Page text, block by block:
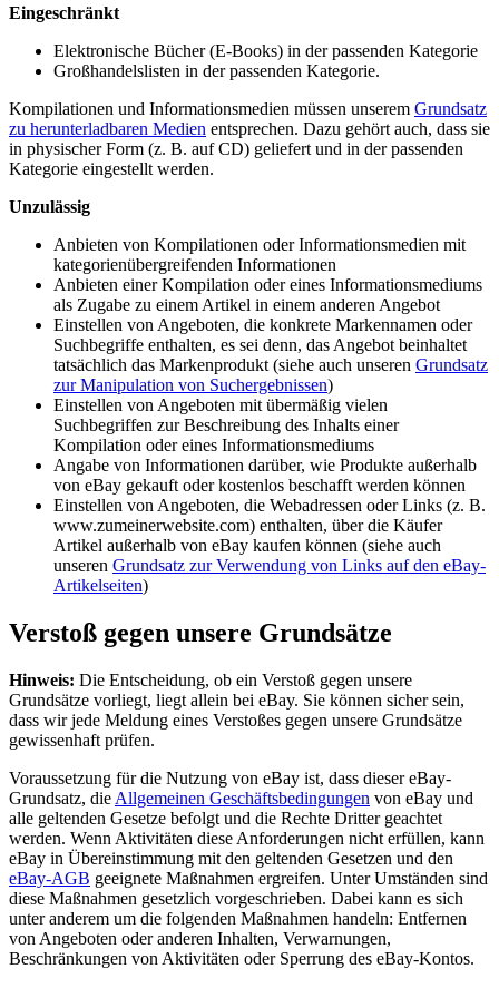
Eingeschränkt
Elektronische Bücher (E-Books) in der passenden Kategorie
Großhandelslisten in der passenden Kategorie.
Kompilationen und Informationsmedien müssen unserem Grundsatz
zu herunterladbaren Medien entsprechen. Dazu gehört auch, dass sie
in physischer Form (z. B. auf CD) geliefert und in der passenden
Kategorie eingestellt werden.​
Unzulässig
Anbieten von Kompilationen oder Informationsmedien mit
kategorienübergreifenden Informationen
Anbieten einer Kompilation oder eines Informationsmediums
als Zugabe zu einem Artikel in einem anderen Angebot
Einstellen von Angeboten, die konkrete Markennamen oder
Suchbegriffe enthalten, es sei denn, das Angebot beinhaltet
tatsächlich das Markenprodukt (siehe auch unseren Grundsatz
zur Manipulation von Suchergebnissen)
Einstellen von Angeboten mit übermäßig vielen
Suchbegriffen zur Beschreibung des Inhalts einer
Kompilation oder eines Informationsmediums
Angabe von Informationen darüber, wie Produkte außerhalb
von eBay gekauft oder kostenlos beschafft werden können
Einstellen von Angeboten, die Webadressen oder Links (z. B.
www.zumeinerwebsite.com) enthalten, über die Käufer
Artikel außerhalb von eBay kaufen können (siehe auch
unseren Grundsatz zur Verwendung von Links auf den eBay-
Artikelseiten)
Verstoß gegen unsere Grundsätze
Hinweis: Die Entscheidung, ob ein Verstoß gegen unsere
Grundsätze vorliegt, liegt allein bei eBay. Sie können sicher sein,
dass wir jede Meldung eines Verstoßes gegen unsere Grundsätze
gewissenhaft prüfen.
Voraussetzung für die Nutzung von eBay ist, dass dieser eBay-
Grundsatz, die Allgemeinen Geschäftsbedingungen von eBay und
alle geltenden Gesetze befolgt und die Rechte Dritter geachtet
werden. Wenn Aktivitäten diese Anforderungen nicht erfüllen, kann
eBay in Übereinstimmung mit den geltenden Gesetzen und den
eBay-AGB geeignete Maßnahmen ergreifen. Unter Umständen sind
diese Maßnahmen gesetzlich vorgeschrieben. Dabei kann es sich
unter anderem um die folgenden Maßnahmen handeln: Entfernen
von Angeboten oder anderen Inhalten, Verwarnungen,
Beschränkungen von Aktivitäten oder Sperrung des eBay-Kontos.